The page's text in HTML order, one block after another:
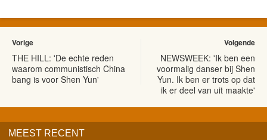
Vorige
THE HILL: 'De echte reden
waarom communistisch China
bang is voor Shen Yun'
Volgende
NEWSWEEK: 'Ik ben een
voormalig danser bij Shen
Yun. Ik ben er trots op dat
ik er deel van uit maakte'
MEEST RECENT